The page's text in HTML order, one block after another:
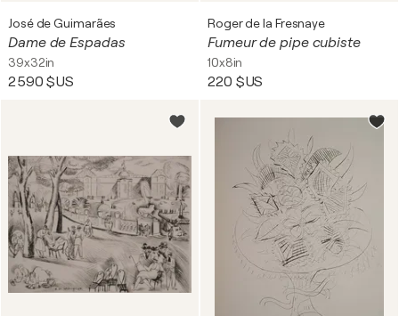
José de Guimarães
Dame de Espadas
39x32in
2 590 $US
Roger de la Fresnaye
Fumeur de pipe cubiste
10x8in
220 $US